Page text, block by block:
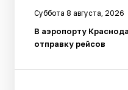
Суббота 8 августа, 2026
В аэропорту
отправку рейсов